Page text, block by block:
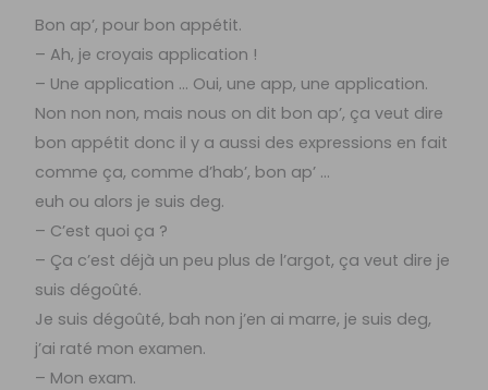
Bon ap’, pour bon appétit.
– Ah, je croyais application !
– Une application … Oui, une app, une application.
Non non non, mais nous on dit bon ap’, ça veut dire
bon appétit donc il y a aussi des expressions en fait
comme ça, comme d’hab’, bon ap’ …
euh ou alors je suis deg.
– C’est quoi ça ?
– Ça c’est déjà un peu plus de l’argot, ça veut dire je
suis dégoûté.
Je suis dégoûté, bah non j’en ai marre, je suis deg,
j’ai raté mon examen.
– Mon exam.